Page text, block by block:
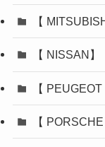
【
【 NISSAN】
【 PEUGEOT
【 PORSCHE